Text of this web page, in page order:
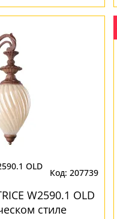
OLD
207739
W2590.1 OLD
стиле